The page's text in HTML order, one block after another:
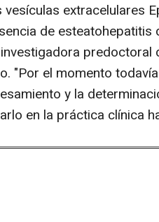
extracelulares
de esteatohepatitis
predoctoral
"Por el momento
y la
en la práctica clínica